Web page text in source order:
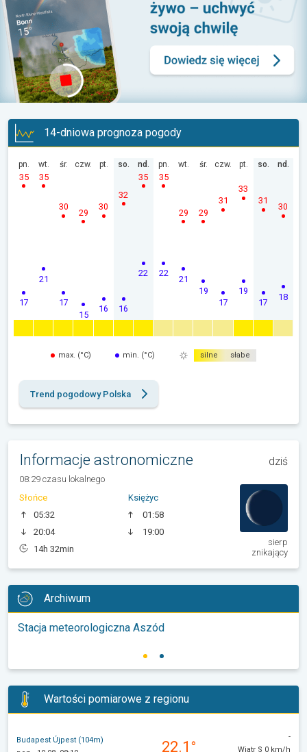
14-dniowa prognoza pogody
pn.
17
35
wt.
21
35
śr.
17
30
czw.
15
29
pt.
16
30
so.
16
32
nd.
22
35
pn.
22
35
wt.
21
29
śr.
19
29
czw.
17
31
pt.
19
33
so.
17
31
nd.
18
30
max. (°C) min. (°C) silne słabe
Trend pogodowy Polska
Informacje astronomiczne dziś
08:29 czasu lokalnego
Słońce
05:32
20:04
14h 32min
Księżyc
01:58
19:00
sierp
znikający
Archiwum
Stacja meteorologiczna Aszód
Wartości pomiarowe z regionu
Budapest Újpest (104m)
22.1°
-
Wiatr S 0 km/h